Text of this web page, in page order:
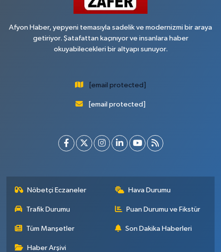
Afyon Haber, yepyeni temasıyla sadelik ve modernizmi bir araya
getiriyor. Şatafattan kaçınıyor ve insanlara haber
okuyabilecekleri bir altyapı sunuyor.
[email protected]
[email protected]
Nöbetçi Eczaneler Hava Durumu
Trafik Durumu Puan Durumu ve Fikstür
Tüm Manşetler Son Dakika Haberleri
Haber Arşivi